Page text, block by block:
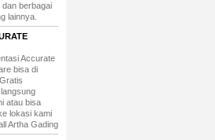
berbagai
lainnya.
Accurate
bisa di
atau bisa
lokasi kami
Artha Gading